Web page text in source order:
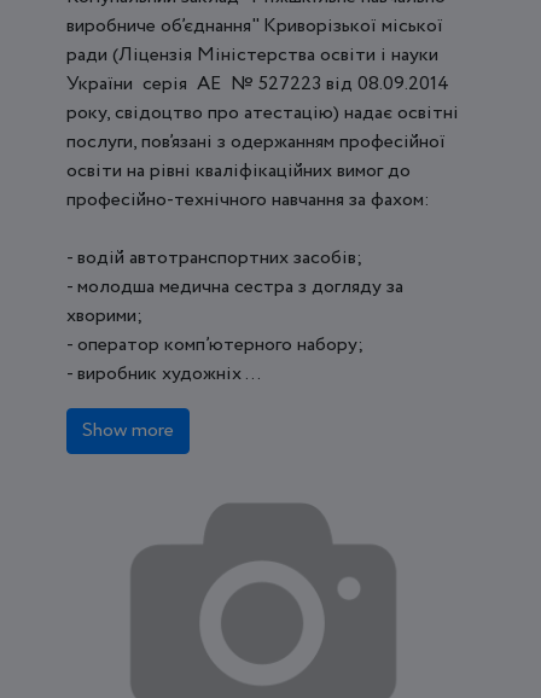
виробниче об’єднання" Криворізької міської
ради (Ліцензія Міністерства освіти і науки
України серія АЕ № 527223 від 08.09.2014
року, свідоцтво про атестацію) надає освітні
послуги, пов’язані з одержанням професійної
освіти на рівні кваліфікаційних вимог до
професійно-технічного навчання за фахом:
- водій автотранспортних засобів;
- молодша медична сестра з догляду за
хворими;
- оператор комп’ютерного набору;
- виробник художніх ...
Show more